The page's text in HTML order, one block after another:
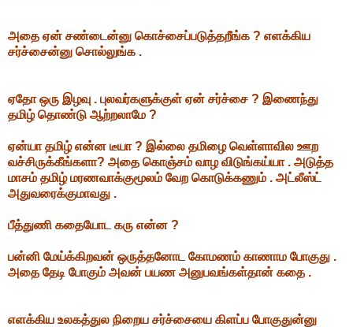
அதை ஏன் சண்டைன்னு கொச்சைப்படுத்தறீங்க ? எளக்கிய
சர்ச்சைன்னு சொல்லுங்க .
ஏதோ ஒரு இழவு . புலவர்களுக்குள் ஏன் சர்ச்சை ? இணைந்து
தமிழ் தொண்டு ஆற்றலாமே ?
ஏன்யா தமிழ் என்ன டீயா ? இல்லை தமிழை வெள்ளாவில ஊற
வச்சிருக்கீங்களா? அதை கொஞ்சம் வாழ விடுங்கய்யா . அடுத்த
மாசம் தமிழ் மரணவாக்குமூலம் வேற கொடுக்கணும் . அட்லீஸ்ட்
அதுவரைக்குமாவது .
பீத்துணி கதையோட கரு என்ன ?
பன்னி மேய்க்கிறவன் ஒருத்தனோட கோமணம் காணாம போகுது .
அதை தேடி போகும் அவன் பயண அனுபவங்கள்தான் கதை .
எளக்கிய உலகத்துல நிறைய சர்ச்சையை கிளப்ப போகுதுன்னு